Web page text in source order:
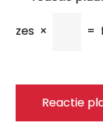
zes × =